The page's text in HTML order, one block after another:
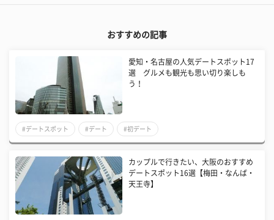
おすすめの記事
愛知・名古屋の人気デートスポット17
選 グルメも観光も思い切り楽しも
う！
#デートスポット #デート #初デート
カップルで行きたい、大阪のおすすめ
デートスポット16選【梅田・なんば・
天王寺】